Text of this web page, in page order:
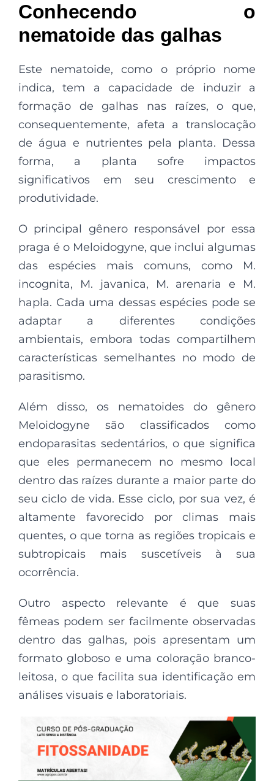
Conhecendo o
nematoide das galhas
Este nematoide, como o próprio nome
indica, tem a capacidade de induzir a
formação de galhas nas raízes, o que,
consequentemente, afeta a translocação
de água e nutrientes pela planta. Dessa
forma, a planta sofre impactos
significativos em seu crescimento e
produtividade.
O principal gênero responsável por essa
praga é o Meloidogyne, que inclui algumas
das espécies mais comuns, como M.
incognita, M. javanica, M. arenaria e M.
hapla. Cada uma dessas espécies pode se
adaptar a diferentes condições
ambientais, embora todas compartilhem
características semelhantes no modo de
parasitismo.
Além disso, os nematoides do gênero
Meloidogyne são classificados como
endoparasitas sedentários, o que significa
que eles permanecem no mesmo local
dentro das raízes durante a maior parte do
seu ciclo de vida. Esse ciclo, por sua vez, é
altamente favorecido por climas mais
quentes, o que torna as regiões tropicais e
subtropicais mais suscetíveis à sua
ocorrência.
Outro aspecto relevante é que suas
fêmeas podem ser facilmente observadas
dentro das galhas, pois apresentam um
formato globoso e uma coloração branco-
leitosa, o que facilita sua identificação em
análises visuais e laboratoriais.